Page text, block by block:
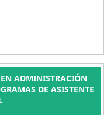
EN ADMINISTRACIÓN
DE ASISTENTE